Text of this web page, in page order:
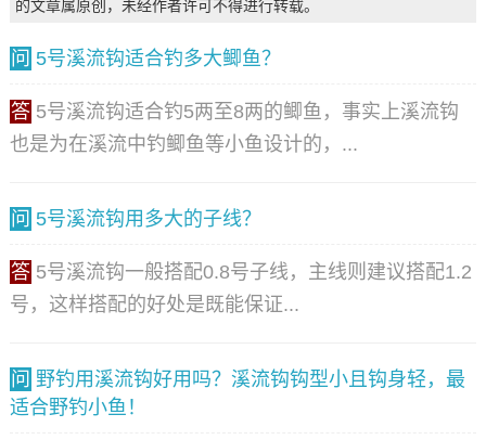
的文章属原创，未经作者许可不得进行转载。
问 5号溪流钩适合钓多大鲫鱼？
答 5号溪流钩适合钓5两至8两的鲫鱼，事实上溪流钩
也是为在溪流中钓鲫鱼等小鱼设计的，...
问 5号溪流钩用多大的子线？
答 5号溪流钩一般搭配0.8号子线，主线则建议搭配1.2
号，这样搭配的好处是既能保证...
问 野钓用溪流钩好用吗？溪流钩钩型小且钩身轻，最
适合野钓小鱼！